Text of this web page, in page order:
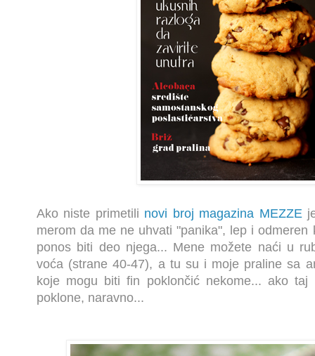
Ako niste primetili novi broj magazina MEZZE
merom da me ne uhvati "panika", lep i
ponos biti deo njega... Mene možete naći u
voća (strane 40-47), a tu su i moje praline sa
koje mogu biti fin poklončić nekome... ako
poklone, naravno...